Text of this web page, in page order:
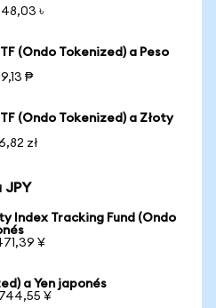
৳
(Ondo Tokenized) a Peso
₱
(Ondo Tokenized) a Złoty
zł
JPY
Index Tracking Fund (Ondo
¥
a Yen japonés
¥